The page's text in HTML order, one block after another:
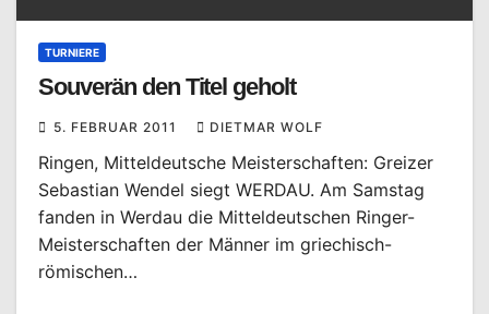
TURNIERE
Souverän den Titel geholt
5. FEBRUAR 2011 DIETMAR WOLF
Ringen, Mitteldeutsche Meisterschaften: Greizer
Sebastian Wendel siegt WERDAU. Am Samstag
fanden in Werdau die Mitteldeutschen Ringer-
Meisterschaften der Männer im griechisch-
römischen…